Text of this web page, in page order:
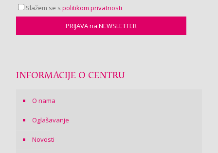
Slažem se s politikom privatnosti
INFORMACIJE O CENTRU
O nama
Oglašavanje
Novosti